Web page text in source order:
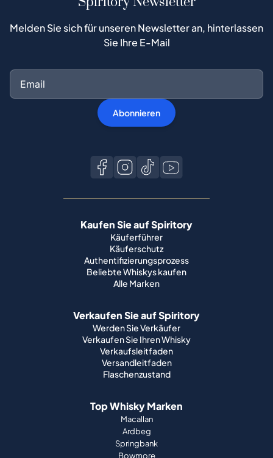
Kaufen Sie auf Spiritory
Käuferführer
Authentifizierungsprozess
Alle Marken
Verkaufen Sie auf Spiritory
Werden Sie Verkäufer
Verkaufen Sie Ihren Whisky
Verkaufsleitfaden
Flaschenzustand
Top Whisky Marken
Macallan
Ardbeg
Yamazaki
Johnnie Walker
Top Schottische Whisky Marken